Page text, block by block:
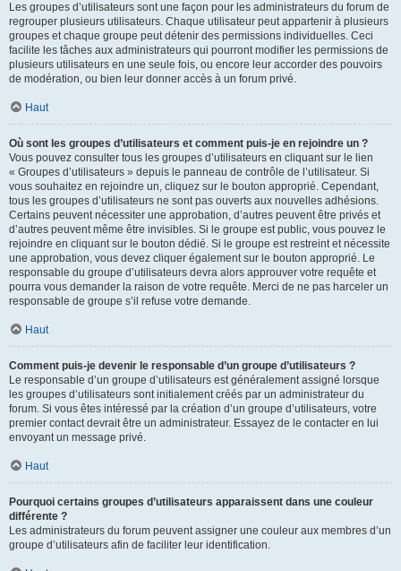
Les groupes d’utilisateurs sont une façon pour les administrateurs du forum de
regrouper plusieurs utilisateurs. Chaque utilisateur peut appartenir à plusieurs
groupes et chaque groupe peut détenir des permissions individuelles. Ceci
facilite les tâches aux administrateurs qui pourront modifier les permissions de
plusieurs utilisateurs en une seule fois, ou encore leur accorder des pouvoirs
de modération, ou bien leur donner accès à un forum privé.
Haut
Où sont les groupes d’utilisateurs et comment puis-je en rejoindre un ?
Vous pouvez consulter tous les groupes d’utilisateurs en cliquant sur le lien
« Groupes d’utilisateurs » depuis le panneau de contrôle de l’utilisateur. Si
vous souhaitez en rejoindre un, cliquez sur le bouton approprié. Cependant,
tous les groupes d’utilisateurs ne sont pas ouverts aux nouvelles adhésions.
Certains peuvent nécessiter une approbation, d’autres peuvent être privés et
d’autres peuvent même être invisibles. Si le groupe est public, vous pouvez le
rejoindre en cliquant sur le bouton dédié. Si le groupe est restreint et nécessite
une approbation, vous devez cliquer également sur le bouton approprié. Le
responsable du groupe d’utilisateurs devra alors approuver votre requête et
pourra vous demander la raison de votre requête. Merci de ne pas harceler un
responsable de groupe s’il refuse votre demande.
Haut
Comment puis-je devenir le responsable d’un groupe d’utilisateurs ?
Le responsable d’un groupe d’utilisateurs est généralement assigné lorsque
les groupes d’utilisateurs sont initialement créés par un administrateur du
forum. Si vous êtes intéressé par la création d’un groupe d’utilisateurs, votre
premier contact devrait être un administrateur. Essayez de le contacter en lui
envoyant un message privé.
Haut
Pourquoi certains groupes d’utilisateurs apparaissent dans une couleur
différente ?
Les administrateurs du forum peuvent assigner une couleur aux membres d’un
groupe d’utilisateurs afin de faciliter leur identification.